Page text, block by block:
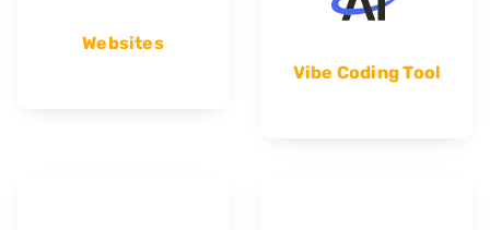
Websites
Vibe Coding Tool